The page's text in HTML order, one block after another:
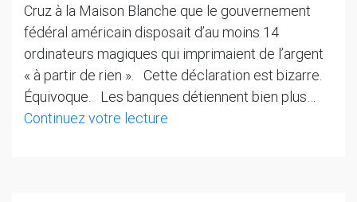
Cruz à la Maison Blanche que le gouvernement
fédéral américain disposait d’au moins 14
ordinateurs magiques qui imprimaient de l’argent
« à partir de rien ». Cette déclaration est bizarre.
Équivoque. Les banques détiennent bien plus…
Continuez votre lecture